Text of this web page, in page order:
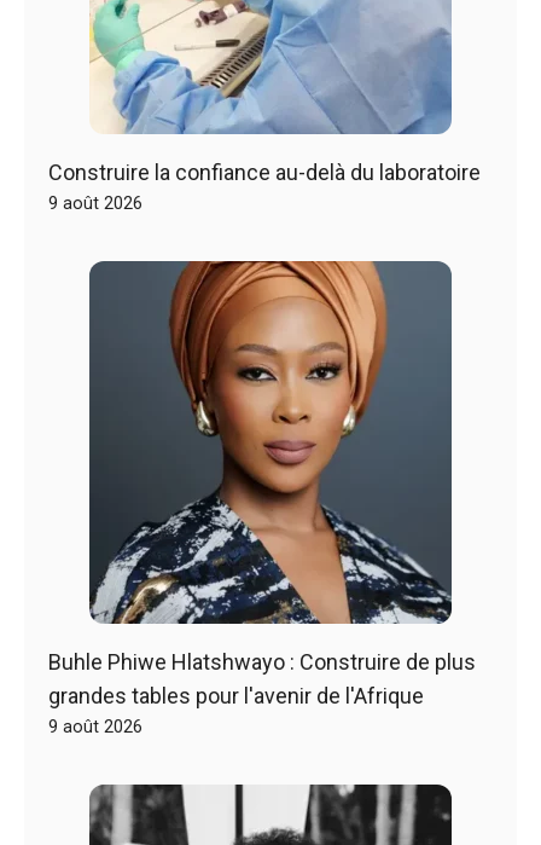
Construire la confiance au-delà du laboratoire
9 août 2026
Buhle Phiwe Hlatshwayo : Construire de plus
grandes tables pour l'avenir de l'Afrique
9 août 2026